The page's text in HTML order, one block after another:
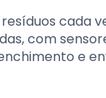
cada
com
e